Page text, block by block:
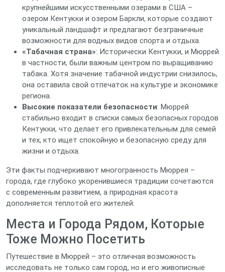
крупнейшими искусственными озерами в США –
озером Кентукки и озером Баркли, которые создают
уникальный ландшафт и предлагают безграничные
возможности для водных видов спорта и отдыха.
«Табачная страна»: Исторически Кентукки, и Мюррей
в частности, были важным центром по выращиванию
табака. Хотя значение табачной индустрии снизилось,
она оставила свой отпечаток на культуре и экономике
региона.
Высокие показатели безопасности: Мюррей
стабильно входит в списки самых безопасных городов
Кентукки, что делает его привлекательным для семей
и тех, кто ищет спокойную и безопасную среду для
жизни и отдыха.
Эти факты подчеркивают многогранность Мюррея –
города, где глубоко укоренившиеся традиции сочетаются
с современным развитием, а природная красота
дополняется теплотой его жителей.
Места и Города Рядом, Которые
Тоже Можно Посетить
Путешествие в Мюррей – это отличная возможность
исследовать не только сам город, но и его живописные